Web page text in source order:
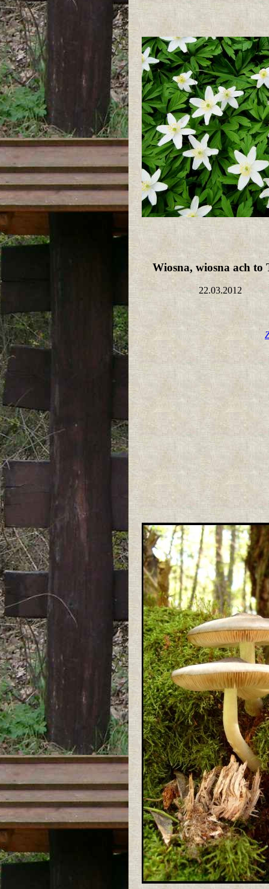
Wiosna, wiosna ach
22.03.2012